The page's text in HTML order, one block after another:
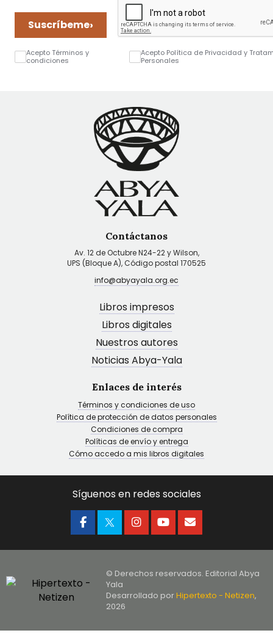
Suscríbeme›
Acepto Términos y
condiciones
Acepto Política de Privacidad y
Personales
Contáctanos
Av. 12 de Octubre N24-22 y Wilson,
UPS (Bloque A), Código postal 170525
info@abyayala.org.ec
Libros impresos
Libros digitales
Nuestros autores
Noticias Abya-Yala
Enlaces de interés
Términos y condiciones de uso
Política de protección de datos personales
Condiciones de compra
Políticas de envío y entrega
Cómo accedo a mis libros digitales
Síguenos en redes sociales
© Derechos reservados. Editorial Abya
Yala
Desarrollado porHipertexto - Netizen,
2026